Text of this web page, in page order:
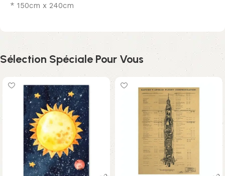
* 150cm x 240cm
Sélection Spéciale Pour Vous